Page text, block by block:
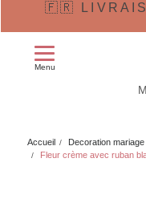
🇫🇷
Menu
Accueil
Decoration
Fleur crème avec ruban